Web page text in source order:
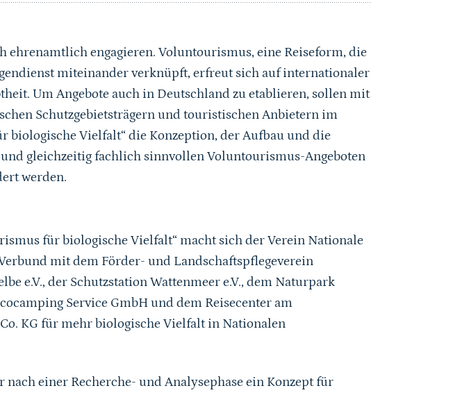
ehrenamtlich engagieren. Voluntourismus, eine Reiseform, die
miteinander verknüpft, erfreut sich auf internationaler
Um Angebote auch in Deutschland zu etablieren, sollen mit
Schutzgebietsträgern und touristischen Anbietern im
biologische Vielfalt“ die Konzeption, der Aufbau und die
gleichzeitig fachlich sinnvollen Voluntourismus-Angeboten
werden.
für biologische Vielfalt“ macht sich der Verein Nationale
mit dem Förder- und Landschaftspflegeverein
e.V., der Schutzstation Wattenmeer e.V., dem Naturpark
Service GmbH und dem Reisecenter am
KG für mehr biologische Vielfalt in Nationalen
nach einer Recherche- und Analysephase ein Konzept für